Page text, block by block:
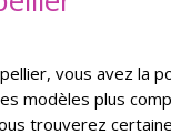
vous avez la
modèles plus
trouverez